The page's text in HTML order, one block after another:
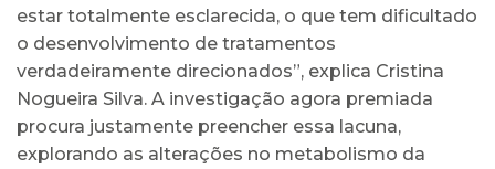
estar totalmente esclarecida, o que tem dificultado
o desenvolvimento de tratamentos
verdadeiramente direcionados”, explica Cristina
Nogueira Silva. A investigação agora premiada
procura justamente preencher essa lacuna,
explorando as alterações no metabolismo da